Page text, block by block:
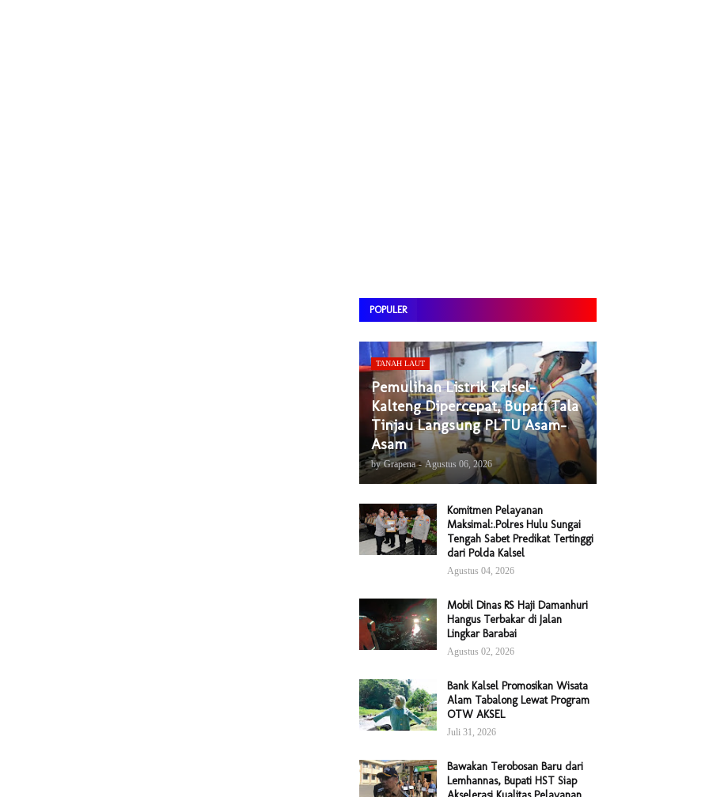
POPULER
TANAH LAUT
Pemulihan Listrik Kalsel-
Kalteng Dipercepat, Bupati Tala
Tinjau Langsung PLTU Asam-
Asam
by Grapena - Agustus 06, 2026
Komitmen Pelayanan
Maksimal:.Polres Hulu Sungai
Tengah Sabet Predikat Tertinggi
dari Polda Kalsel
Agustus 04, 2026
Mobil Dinas RS Haji Damanhuri
Hangus Terbakar di Jalan
Lingkar Barabai
Agustus 02, 2026
Bank Kalsel Promosikan Wisata
Alam Tabalong Lewat Program
OTW AKSEL
Juli 31, 2026
Bawakan Terobosan Baru dari
Lemhannas, Bupati HST Siap